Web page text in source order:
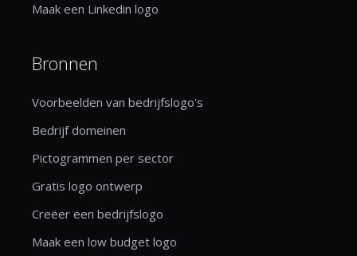
Maak een Linkedin logo
Bronnen
Voorbeelden van bedrijfslogo's
Bedrijf domeinen
Pictogrammen per sector
Gratis logo ontwerp
Creëer een bedrijfslogo
Maak een low budget logo